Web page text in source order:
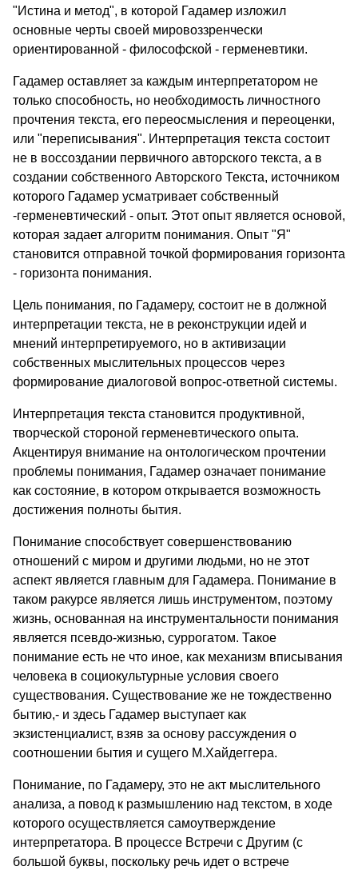
"Истина и метод", в которой Гадамер изложил
основные черты своей мировоззренчески
ориентированной - философской - герменевтики.
Гадамер оставляет за каждым интерпретатором не
только способность, но необходимость личностного
прочтения текста, его переосмысления и переоценки,
или "переписывания". Интерпретация текста состоит
не в воссоздании первичного авторского текста, а в
создании собственного Авторского Текста, источником
которого Гадамер усматривает собственный
-герменевтический - опыт. Этот опыт является основой,
которая задает алгоритм понимания. Опыт "Я"
становится отправной точкой формирования горизонта
- горизонта понимания.
Цель понимания, по Гадамеру, состоит не в должной
интерпретации текста, не в реконструкции идей и
мнений интерпретируемого, но в активизации
собственных мыслительных процессов через
формирование диалоговой вопрос-ответной системы.
Интерпретация текста становится продуктивной,
творческой стороной герменевтического опыта.
Акцентируя внимание на онтологическом прочтении
проблемы понимания, Гадамер означает понимание
как состояние, в котором открывается возможность
достижения полноты бытия.
Понимание способствует совершенствованию
отношений с миром и другими людьми, но не этот
аспект является главным для Гадамера. Понимание в
таком ракурсе является лишь инструментом, поэтому
жизнь, основанная на инструментальности понимания
является псевдо-жизнью, суррогатом. Такое
понимание есть не что иное, как механизм вписывания
человека в социокультурные условия своего
существования. Существование же не тождественно
бытию,- и здесь Гадамер выступает как
экзистенциалист, взяв за основу рассуждения о
соотношении бытия и сущего М.Хайдеггера.
Понимание, по Гадамеру, это не акт мыслительного
анализа, а повод к размышлению над текстом, в ходе
которого осуществляется самоутверждение
интерпретатора. В процессе Встречи с Другим (с
большой буквы, поскольку речь идет о встрече